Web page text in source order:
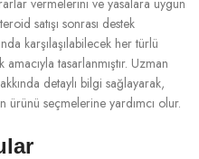
satışı sonrası destek
karşılaşılabilecek her türlü
tasarlanmıştır. Uzman
detaylı bilgi sağlayarak,
ürünü seçmelerine yardımcı olur.